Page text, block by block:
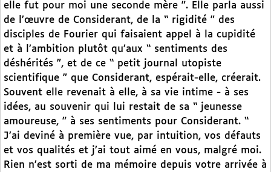
elle fut pour moi une seconde mère ”. Elle parla aussi
de l’œuvre de Considerant, de la “ rigidité ” des
disciples de Fourier qui faisaient appel à la cupidité
et à l’ambition plutôt qu’aux “ sentiments des
déshérités ”, et de ce “ petit journal utopiste
scientifique ” que Considerant, espérait-elle, créerait.
Souvent elle revenait à elle, à sa vie intime - à ses
idées, au souvenir qui lui restait de sa “ jeunesse
amoureuse, ” à ses sentiments pour Considerant. “
J’ai deviné à première vue, par intuition, vos défauts
et vos qualités et j’ai tout aimé en vous, malgré moi.
Rien n’est sorti de ma mémoire depuis votre arrivée à